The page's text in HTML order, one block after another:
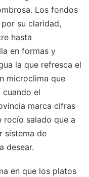
Los fondos
su claridad,
hasta
en formas y
la que refresca el
microclima que
el
marca cifras
rocío salado que a
sistema de
desear.
en que los platos